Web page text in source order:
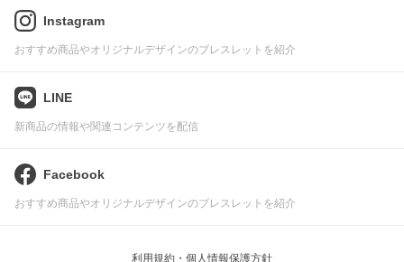
Instagram
おすすめ商品やオリジナルデザインのブレスレットを紹介
LINE
新商品の情報や関連コンテンツを配信
Facebook
おすすめ商品やオリジナルデザインのブレスレットを紹介
利用規約・個人情報保護方針